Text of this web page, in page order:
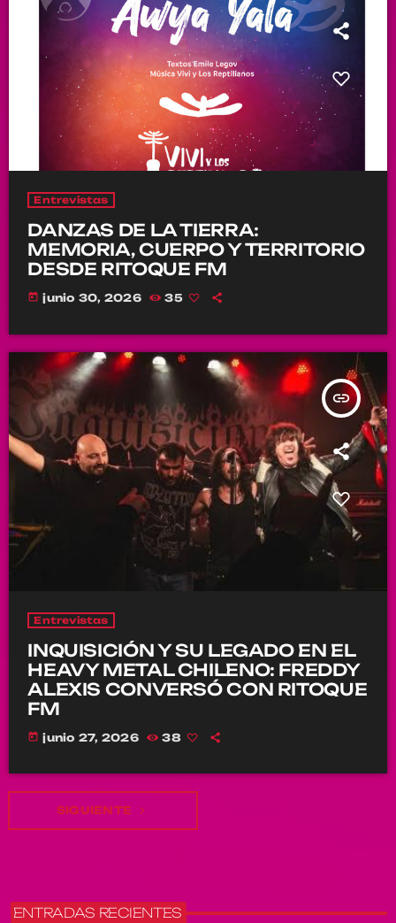
Entrevistas
DANZAS DE LA TIERRA:
MEMORIA, CUERPO Y TERRITORIO
DESDE RITOQUE FM
today junio 30, 2026 35
insert_link
Entrevistas
INQUISICIÓN Y SU LEGADO EN EL
HEAVY METAL CHILENO: FREDDY
ALEXIS CONVERSÓ CON RITOQUE
FM
today junio 27, 2026 38
SIGUIENTE navigate_next
ENTRADAS RECIENTES